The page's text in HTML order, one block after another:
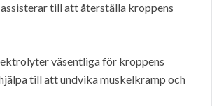
till att återställa kroppens
väsentliga för kroppens
till att undvika muskelkramp och